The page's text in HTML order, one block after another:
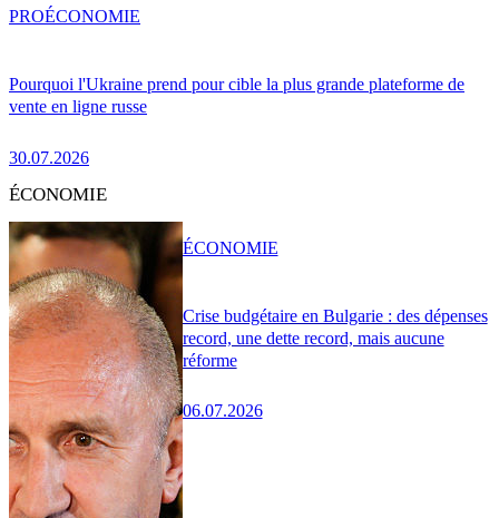
Pourquoi l'Ukraine prend pour cible la plus grande plateforme de
vente en ligne russe
30.07.2026
PROÉCONOMIE
ÉCONOMIE
Crise budgétaire en Bulgarie : des dépenses
record, une dette record, mais aucune
réforme
06.07.2026
ÉCONOMIE